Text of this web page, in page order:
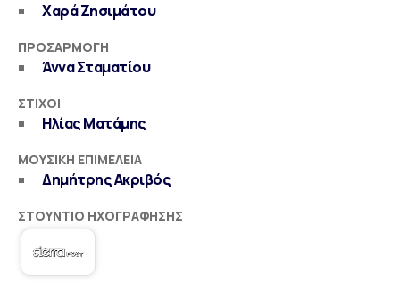
Χαρά Ζησιμάτου
ΠΡΟΣΑΡΜΟΓΉ
Άννα Σταματίου
ΣΤΊΧΟΙ
Ηλίας Ματάμης
ΜΟΥΣΙΚΉ ΕΠΙΜΈΛΕΙΑ
Δημήτρης Ακριβός
ΣΤΟΎΝΤΙΟ ΗΧΟΓΡΆΦΗΣΗΣ